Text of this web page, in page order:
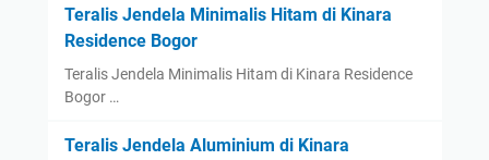
Teralis Jendela Minimalis Hitam di Kinara
Residence Bogor
Teralis Jendela Minimalis Hitam di Kinara Residence
Bogor …
Teralis Jendela Aluminium di Kinara